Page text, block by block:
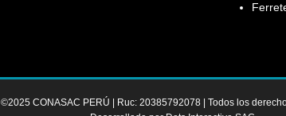
©2025 CONASAC PERÚ | Ruc: 20385792078 | Todos los